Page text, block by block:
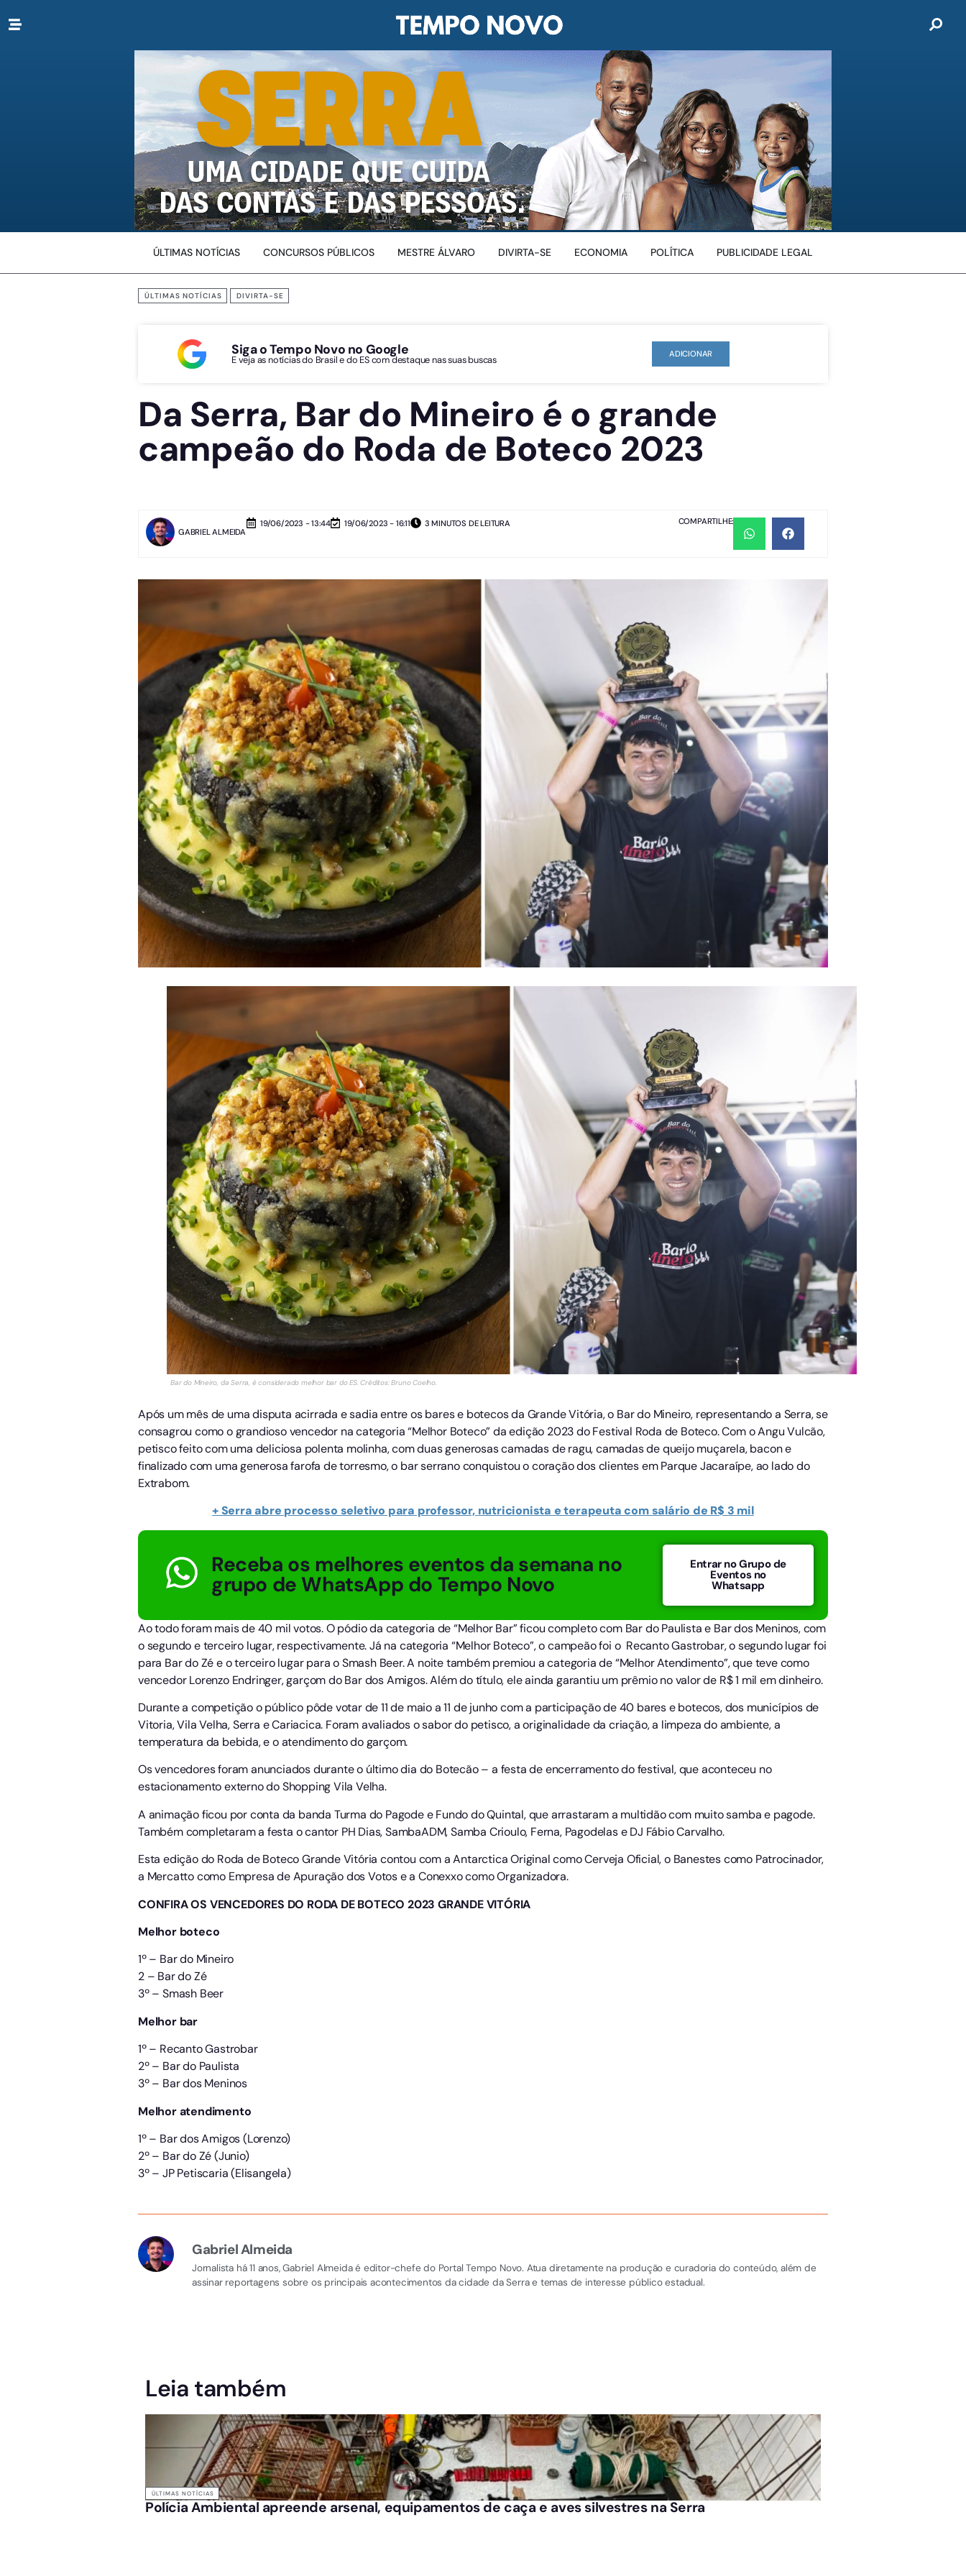
ÚLTIMAS NOTÍCIAS CONCURSOS PÚBLICOS MESTRE ÁLVARO DIVIRTA-SE ECONOMIA POLÍTICA PUBLICIDADE LEGAL
ÚLTIMAS NOTÍCIAS DIVIRTA-SE
Siga o Tempo Novo no Google
E veja as notícias do Brasil e do ES com destaque nas suas buscas ADICIONAR
Da Serra, Bar do Mineiro é o grande
campeão do Roda de Boteco 2023
GABRIEL ALMEIDA
19/06/2023 - 13:44 19/06/2023 - 16:11 3 MINUTOS DE LEITURA COMPARTILHE:
Bar do Mineiro, da Serra, é considerado melhor bar do ES. Créditos: Bruno Coelho.
Após um mês de uma disputa acirrada e sadia entre os bares e botecos da Grande Vitória, o Bar do Mineiro, representando a Serra, se
consagrou como o grandioso vencedor na categoria “Melhor Boteco” da edição 2023 do Festival Roda de Boteco. Com o Angu Vulcão,
petisco feito com uma deliciosa polenta molinha, com duas generosas camadas de ragu, camadas de queijo muçarela, bacon e
finalizado com uma generosa farofa de torresmo, o bar serrano conquistou o coração dos clientes em Parque Jacaraípe, ao lado do
Extrabom.
+ Serra abre processo seletivo para professor, nutricionista e terapeuta com salário de R$ 3 mil
Receba os melhores eventos da semana no
grupo de WhatsApp do Tempo Novo
Entrar no Grupo de
Eventos no
Whatsapp
Ao todo foram mais de 40 mil votos. O pódio da categoria de “Melhor Bar” ficou completo com Bar do Paulista e Bar dos Meninos, com
o segundo e terceiro lugar, respectivamente. Já na categoria “Melhor Boteco”, o campeão foi o Recanto Gastrobar, o segundo lugar foi
para Bar do Zé e o terceiro lugar para o Smash Beer. A noite também premiou a categoria de “Melhor Atendimento”, que teve como
vencedor Lorenzo Endringer, garçom do Bar dos Amigos. Além do título, ele ainda garantiu um prêmio no valor de R$ 1 mil em dinheiro.
Durante a competição o público pôde votar de 11 de maio a 11 de junho com a participação de 40 bares e botecos, dos municípios de
Vitoria, Vila Velha, Serra e Cariacica. Foram avaliados o sabor do petisco, a originalidade da criação, a limpeza do ambiente, a
temperatura da bebida, e o atendimento do garçom.
Os vencedores foram anunciados durante o último dia do Botecão – a festa de encerramento do festival, que aconteceu no
estacionamento externo do Shopping Vila Velha.
A animação ficou por conta da banda Turma do Pagode e Fundo do Quintal, que arrastaram a multidão com muito samba e pagode.
Também completaram a festa o cantor PH Dias, SambaADM, Samba Crioulo, Ferna, Pagodelas e DJ Fábio Carvalho.
Esta edição do Roda de Boteco Grande Vitória contou com a Antarctica Original como Cerveja Oficial, o Banestes como Patrocinador,
a Mercatto como Empresa de Apuração dos Votos e a Conexxo como Organizadora.
CONFIRA OS VENCEDORES DO RODA DE BOTECO 2023 GRANDE VITÓRIA
Melhor boteco
1º – Bar do Mineiro
2 – Bar do Zé
3º – Smash Beer
Melhor bar
1º – Recanto Gastrobar
2º – Bar do Paulista
3º – Bar dos Meninos
Melhor atendimento
1º – Bar dos Amigos (Lorenzo)
2º – Bar do Zé (Junio)
3º – JP Petiscaria (Elisangela)
Gabriel Almeida
Jornalista há 11 anos, Gabriel Almeida é editor-chefe do Portal Tempo Novo. Atua diretamente na produção e curadoria do conteúdo, além de
assinar reportagens sobre os principais acontecimentos da cidade da Serra e temas de interesse público estadual.
Leia também
ÚLTIMAS NOTÍCIAS
Polícia Ambiental apreende arsenal, equipamentos de caça e aves silvestres na Serra